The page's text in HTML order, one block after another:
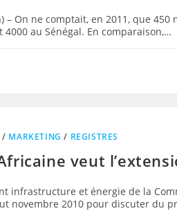
– On ne comptait, en 2011, que
4000 au Sénégal. En comparaison,…
/ MARKETING / REGISTRES
veut
infrastructure et énergie de la
novembre 2010 pour discuter du